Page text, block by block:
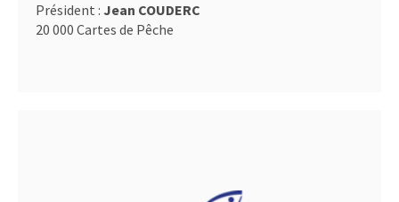
Président : Jean COUDERC
20 000 Cartes de Pêche